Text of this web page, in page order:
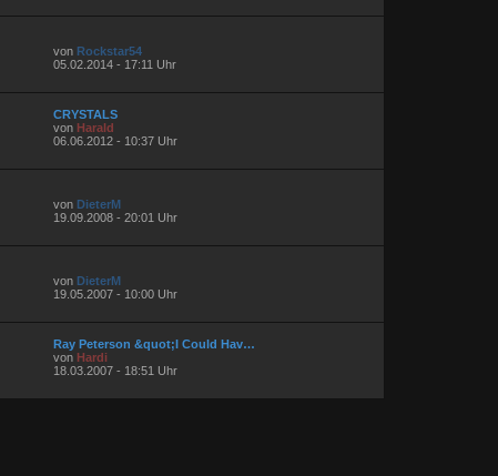
von Rockstar54
05.02.2014 - 17:11 Uhr
CRYSTALS
von Harald
06.06.2012 - 10:37 Uhr
von DieterM
19.09.2008 - 20:01 Uhr
von DieterM
19.05.2007 - 10:00 Uhr
Ray Peterson &quot;I Could Hav…
von Hardi
18.03.2007 - 18:51 Uhr